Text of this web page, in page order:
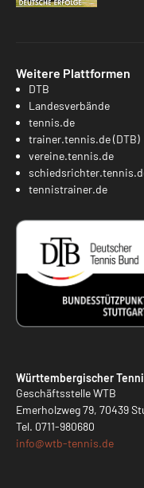
Weitere Plattformen
DTB
Landesverbände
tennis.de
trainer.tennis.de (DTB)
vereine.tennis.de
tennistrainer.de
Württembergischer
Geschäftsstelle WTB
Emerholzweg 79, 70439
Tel. 0711-980680
info@wtb-tennis.de